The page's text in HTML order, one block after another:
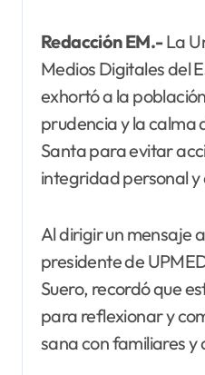
Redacción EM.-La
Medios Digitales del
exhortó a la
prudencia y la calma
Santa para evitar
integridad personal y
Al dirigir un mensaje
presidente de
Suero, recordó que
para reflexionar y
sana con familiares y